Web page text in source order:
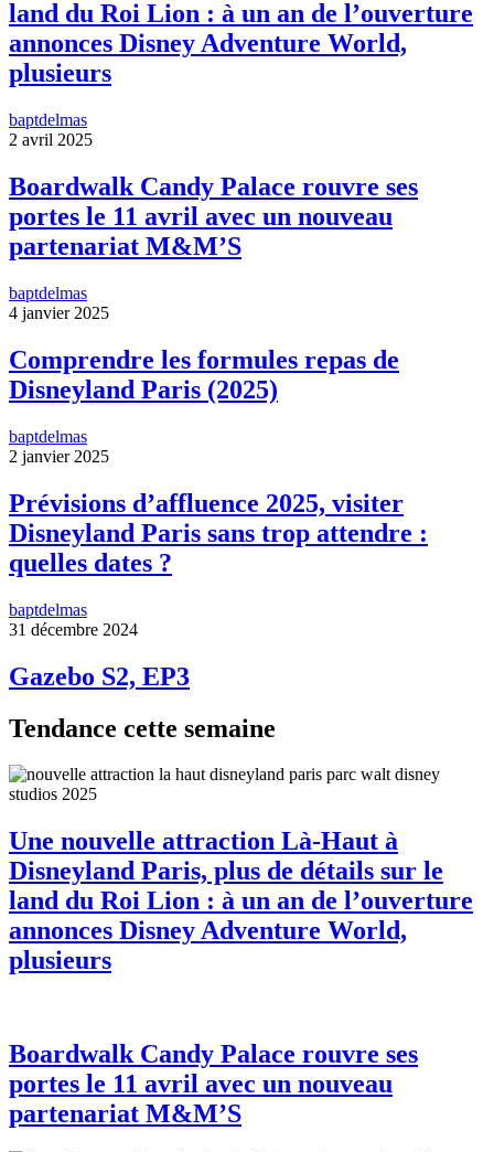
land du Roi Lion : à un an de l’ouverture
annonces Disney Adventure World,
plusieurs
baptdelmas
2 avril 2025
Boardwalk Candy Palace rouvre ses
portes le 11 avril avec un nouveau
partenariat M&M’S
baptdelmas
4 janvier 2025
Comprendre les formules repas de
Disneyland Paris (2025)
baptdelmas
2 janvier 2025
Prévisions d’affluence 2025, visiter
Disneyland Paris sans trop attendre :
quelles dates ?
baptdelmas
31 décembre 2024
Gazebo S2, EP3
Tendance cette semaine
Une nouvelle attraction Là-Haut à
Disneyland Paris, plus de détails sur le
land du Roi Lion : à un an de l’ouverture
annonces Disney Adventure World,
plusieurs
Boardwalk Candy Palace rouvre ses
portes le 11 avril avec un nouveau
partenariat M&M’S